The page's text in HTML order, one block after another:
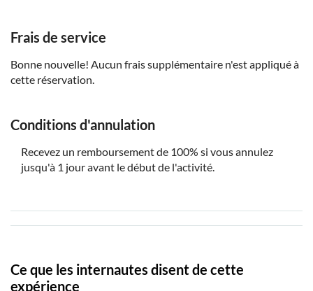
Frais de service
Bonne nouvelle! Aucun frais supplémentaire n'est appliqué à
cette réservation.
Conditions d'annulation
Recevez un remboursement de 100% si vous annulez
jusqu'à 1 jour avant le début de l'activité.
Ce que les internautes disent de cette
expérience